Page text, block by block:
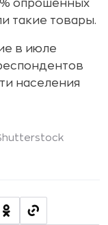
опрошенных
такие товары.
в июле
населения